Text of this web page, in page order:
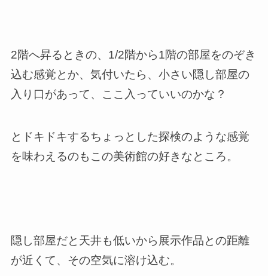
2階へ昇るときの、 1/2階から1階の部屋をのぞき
込む感覚とか、気付いたら、小さい隠し部屋の
入り口があって、ここ入っていいのかな？
とドキドキするちょっとした探検のような感覚
を味わえるのもこの美術館の好きなところ。
隠し部屋だと天井も低いから展示作品との距離
が近くて、その空気に溶け込む。